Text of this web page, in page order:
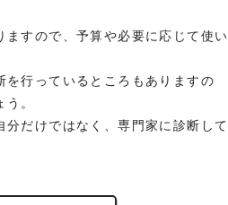
すので、予算や必要に応じて使い
を行っているところもありますの
。
だけではなく、専門家に診断して